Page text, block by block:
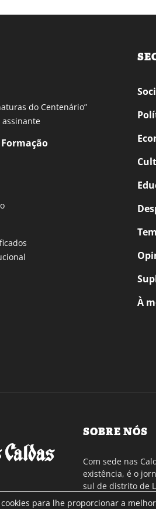
do Centenário”
assinante
À
SOBRE NÓS
Com sede nas
existência, é o
sul de distrito de
a região Oeste.
para lhe proporcionar a